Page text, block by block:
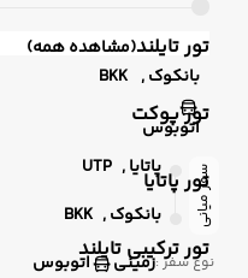
تور تایلند(مشاهده همه)
تور پوکت
تور پاتایا
تور ترکیبی تایلند
بانکوک , BKK
اتوبوس
سفر میانی پاتایا , UTP
بانکوک , BKK
نوع سفر :زمینی اتوبوس